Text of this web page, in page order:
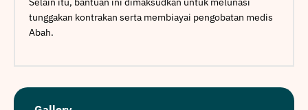
tunggakan kontrakan serta membiayai pengobatan medis
Abah.